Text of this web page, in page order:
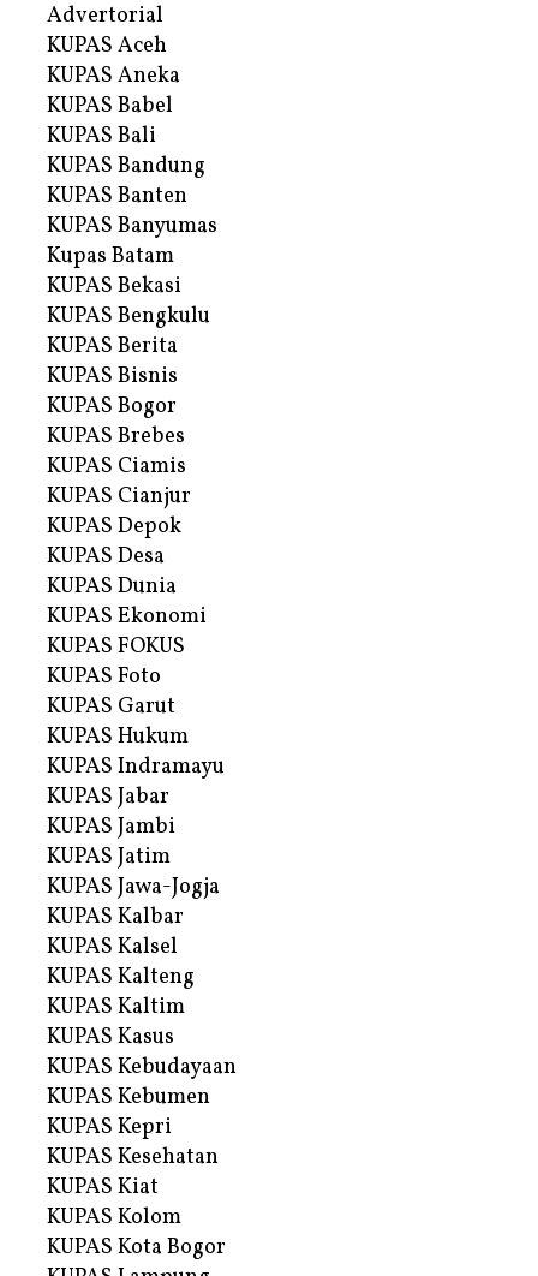
Advertorial
KUPAS Aceh
KUPAS Aneka
KUPAS Babel
KUPAS Bali
KUPAS Bandung
KUPAS Banten
KUPAS Banyumas
Kupas Batam
KUPAS Bekasi
KUPAS Bengkulu
KUPAS Berita
KUPAS Bisnis
KUPAS Bogor
KUPAS Brebes
KUPAS Ciamis
KUPAS Cianjur
KUPAS Depok
KUPAS Desa
KUPAS Dunia
KUPAS Ekonomi
KUPAS FOKUS
KUPAS Foto
KUPAS Garut
KUPAS Hukum
KUPAS Indramayu
KUPAS Jabar
KUPAS Jambi
KUPAS Jatim
KUPAS Jawa-Jogja
KUPAS Kalbar
KUPAS Kalsel
KUPAS Kalteng
KUPAS Kaltim
KUPAS Kasus
KUPAS Kebudayaan
KUPAS Kebumen
KUPAS Kepri
KUPAS Kesehatan
KUPAS Kiat
KUPAS Kolom
KUPAS Kota Bogor